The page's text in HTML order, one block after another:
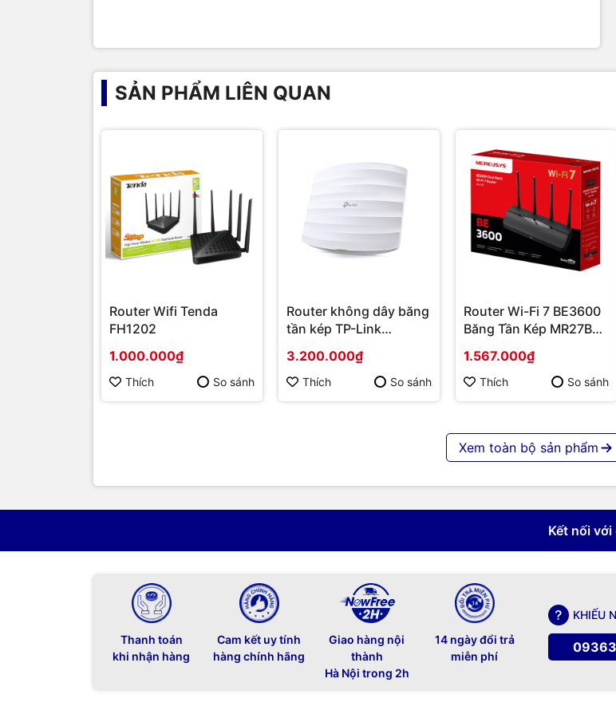
SẢN PHẨM LIÊN QUAN
Router Wifi Tenda
FH1202
1.000.000₫
Thích So sánh
Router không dây băng
tần kép TP-Link
3.200.000₫
Thích So sánh
Router Wi-Fi 7 BE3600
Băng Tần Kép MR27BE |
1.567.000₫
Thích So sánh
Xem toàn bộ sản phẩm
Kết nối
Thanh toán
khi nhận hàng
Cam kết uy tính
hàng chính hãng
Giao hàng nội
thành
Hà Nội trong 2h
14 ngày đổi trả
miễn phí
KHIẾU